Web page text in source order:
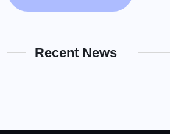
Recent News